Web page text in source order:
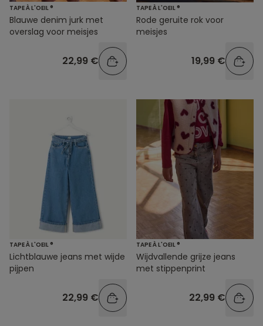
TAPE À L'OEIL ®
Blauwe denim jurk met
overslag voor meisjes
22,99 €
TAPE À L'OEIL ®
Rode geruite rok voor
meisjes
19,99 €
TAPE À L'OEIL ®
Lichtblauwe jeans met wijde
pijpen
22,99 €
TAPE À L'OEIL ®
Wijdvallende grijze jeans
met stippenprint
22,99 €